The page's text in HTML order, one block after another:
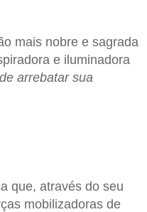
mais nobre e sagrada
e iluminadora
arrebatar sua
que, através do seu
mobilizadoras de